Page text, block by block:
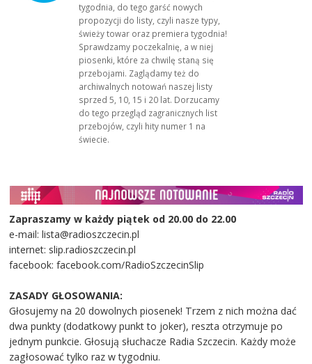
tygodnia, do tego garść nowych
propozycji do listy, czyli nasze typy,
świeży towar oraz premiera tygodnia!
Sprawdzamy poczekalnię, a w niej
piosenki, które za chwilę staną się
przebojami. Zaglądamy też do
archiwalnych notowań naszej listy
sprzed 5, 10, 15 i 20 lat. Dorzucamy
do tego przegląd zagranicznych list
przebojów, czyli hity numer 1 na
świecie.
Zapraszamy w każdy piątek od 20.00 do 22.00
e-mail: lista@radioszczecin.pl
internet: slip.radioszczecin.pl
facebook: facebook.com/RadioSzczecinSlip
ZASADY GŁOSOWANIA:
Głosujemy na 20 dowolnych piosenek! Trzem z nich można dać
dwa punkty (dodatkowy punkt to joker), reszta otrzymuje po
jednym punkcie. Głosują słuchacze Radia Szczecin. Każdy może
zagłosować tylko raz w tygodniu.